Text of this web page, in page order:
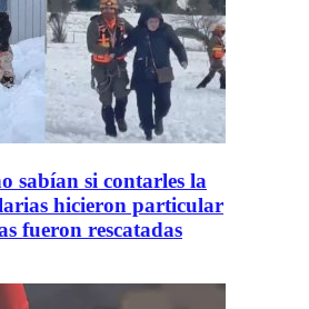
sabían si contarles la
hicieron particular
fueron rescatadas